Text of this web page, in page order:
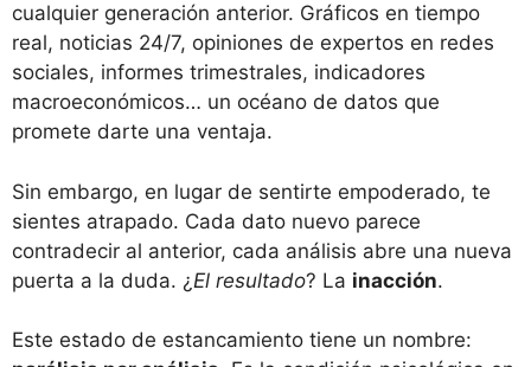
cualquier generación anterior. Gráficos en tiempo
real, noticias 24/7, opiniones de expertos en redes
sociales, informes trimestrales, indicadores
macroeconómicos… un océano de datos que
promete darte una ventaja.
Sin embargo, en lugar de sentirte empoderado, te
sientes atrapado. Cada dato nuevo parece
contradecir al anterior, cada análisis abre una nueva
puerta a la duda. ¿ El resultado? La inacción.
Este estado de estancamiento tiene un nombre: